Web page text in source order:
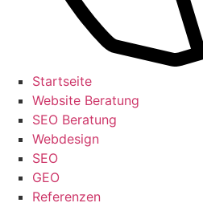
Startseite
Website Beratung
SEO Beratung
Webdesign
SEO
GEO
Referenzen